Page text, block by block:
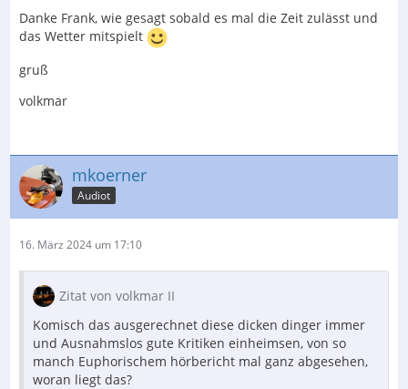
Danke Frank, wie gesagt sobald es mal die Zeit zulässt und
das Wetter mitspielt
gruß
volkmar
mkoerner
Audiot
16. März 2024 um 17:10
Zitat von volkmar II
Komisch das ausgerechnet diese dicken dinger immer
und Ausnahmslos gute Kritiken einheimsen, von so
manch Euphorischem hörbericht mal ganz abgesehen,
woran liegt das?